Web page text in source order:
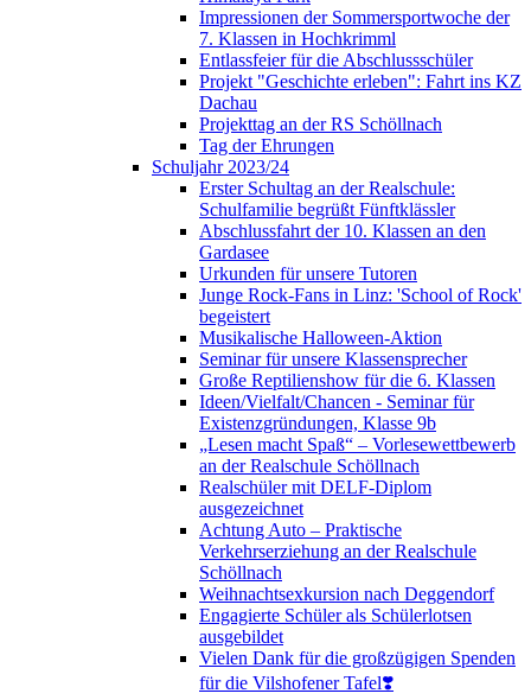
Impressionen der Sommersportwoche der
7. Klassen in Hochkrimml
Entlassfeier für die Abschlussschüler
Projekt "Geschichte erleben": Fahrt ins KZ
Dachau
Projekttag an der RS Schöllnach
Tag der Ehrungen
Schuljahr 2023/24
Erster Schultag an der Realschule:
Schulfamilie begrüßt Fünftklässler
Abschlussfahrt der 10. Klassen an den
Gardasee
Urkunden für unsere Tutoren
Junge Rock-Fans in Linz: 'School of Rock'
begeistert
Musikalische Halloween-Aktion
Seminar für unsere Klassensprecher
Große Reptilienshow für die 6. Klassen
Ideen/Vielfalt/Chancen - Seminar für
Existenzgründungen, Klasse 9b
„Lesen macht Spaß“ – Vorlesewettbewerb
an der Realschule Schöllnach
Realschüler mit DELF-Diplom
ausgezeichnet
Achtung Auto – Praktische
Verkehrserziehung an der Realschule
Schöllnach
Weihnachtsexkursion nach Deggendorf
Engagierte Schüler als Schülerlotsen
ausgebildet
Vielen Dank für die großzügigen Spenden
für die Vilshofener Tafel❣️